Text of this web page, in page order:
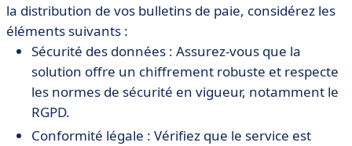
la distribution de vos bulletins de paie, considérez les
éléments suivants :
Sécurité des données : Assurez-vous que la
solution offre un chiffrement robuste et respecte
les normes de sécurité en vigueur, notamment le
RGPD.
Conformité légale : Vérifiez que le service est